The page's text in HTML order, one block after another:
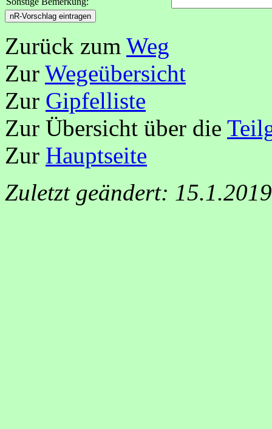
Zurück zum Weg
Zur Wegeübersicht
Zur Gipfelliste
Zur Übersicht über die
Zur Hauptseite
Zuletzt geändert: